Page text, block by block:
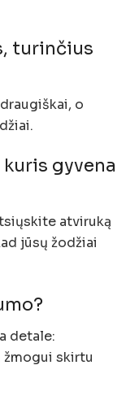
turinčius
o
gyvena
atviruką
jūsų žodžiai
detale:
žmogui skirtu